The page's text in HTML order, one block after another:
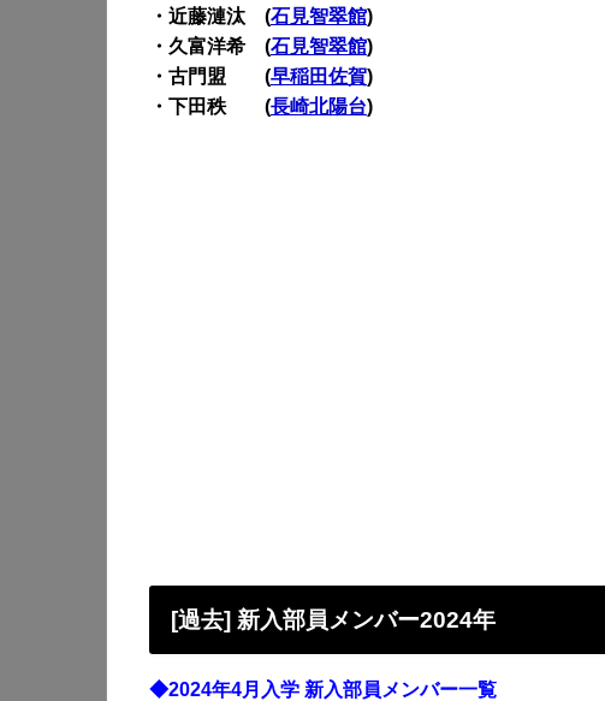
・近藤漣汰 (石見智翠館)
・久富洋希 (石見智翠館)
・古門盟 (早稲田佐賀)
・下田秩 (長崎北陽台)
[過去] 新入部員メンバー2024年
◆2024年4月入学 新入部員メンバー一覧